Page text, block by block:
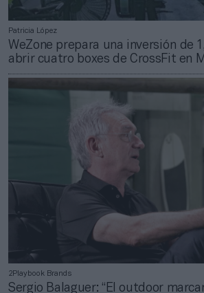
Patricia López
WeZone prepara una inversión de
abrir cuatro boxes de CrossFit en
2Playbook Brands
Sergio Balaguer: “El outdoor